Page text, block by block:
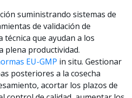
suministrando sistemas de
de validación de
técnica que ayudan a los
plena productividad.
EU-GMP in situ. Gestionar
posteriores a la cosecha
acortar los plazos de